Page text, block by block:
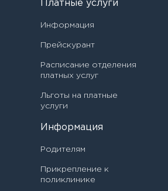
Платные услуги
Информация
Прейскурант
Расписание отделения
платных услуг
Льготы на платные
услуги
Информация
Родителям
Прикрепление к
поликлинике
Станиславовна
Ивановна
ортопед
сестра (медбрат)